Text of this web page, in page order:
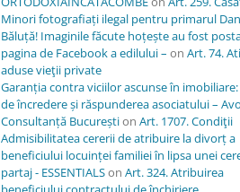
Minori fotografiați ilegal pentru primarul
Băluță! Imaginile făcute hoțește au fost
pagina de Facebook a edilului – on Art. 74.
aduse vieţii private
Garanția contra viciilor ascunse în
de încredere și răspunderea asociatului –
Consultanță Bucureștion Art. 1707. Condiţii
Admisibilitatea cererii de atribuire la divorț a
beneficiului locuinței familiei în lipsa unei
partaj - ESSENTIALSon Art. 324. Atribuirea